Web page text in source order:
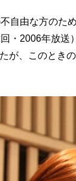
自由な方のた
・2006年放送
が、このとき